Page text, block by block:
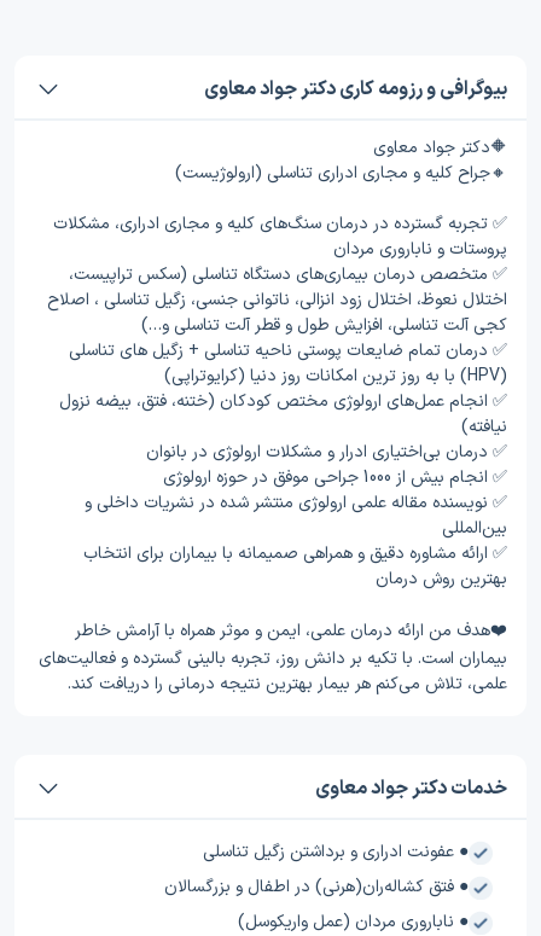
بیوگرافی و رزومه کاری دکتر جواد معاوی
🔶️دکتر جواد معاوی
🔸️جراح کلیه و مجاری ادراری تناسلی (ارولوژیست)
✅ تجربه گسترده در درمان سنگ‌های کلیه و مجاری ادراری، مشکلات
پروستات و ناباروری مردان
✅ متخصص درمان بیماری‌های دستگاه تناسلی (سکس تراپیست،
اختلال نعوظ، اختلال زود انزالی، ناتوانی جنسی، زگیل تناسلی ، اصلاح
کجی آلت تناسلی، افزایش طول و قطر آلت تناسلی و…)
✅ درمان تمام ضایعات پوستی ناحیه تناسلی + زگیل های تناسلی
(HPV) با به روز ترین امکانات روز دنیا (کرایوتراپی)
✅️ انجام عمل‌های ارولوژی مختص کودکان (ختنه، فتق، بیضه نزول
نیافته)
✅️ درمان بی‌اختیاری ادرار و مشکلات ارولوژی در بانوان
✅ انجام بیش از 1000 جراحی موفق در حوزه ارولوژی
✅ نویسنده مقاله علمی ارولوژی منتشر شده در نشریات داخلی و
بین‌المللی
✅ ارائه مشاوره دقیق و همراهی صمیمانه با بیماران برای انتخاب
بهترین روش درمان
❤️هدف من ارائه درمان علمی، ایمن و موثر همراه با آرامش خاطر
بیماران است. با تکیه بر دانش روز، تجربه بالینی گسترده و فعالیت‌های
علمی، تلاش می‌کنم هر بیمار بهترین نتیجه درمانی را دریافت کند.
خدمات دکتر جواد معاوی
● عفونت‌ ادراری و برداشتن زگیل تناسلی
● فتق کشاله‌ران(هرنی) در اطفال و بزرگسالان
● ناباروری مردان (عمل واریکوسل)